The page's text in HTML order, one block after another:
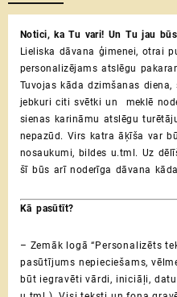
♥
ka
Tu
vari!
Un
Tu
jau
būsi
pusceļā
daudzums
Notici, ka Tu vari! Un Tu jau
Lieliska dāvana ģimenei, otrai
personalizējams atslēgu
Tuvojas kāda dzimšanas
jebkuri citi svētki un meklē
sienas karināmu atslēgu
nepazūd. Virs katra āķīša var
nosaukumi, bildes u.tml. Uz
šī būs arī noderīga dāvana
Kā pasūtīt?
– Zemāk logā “Personalizēts
pasūtījums nepieciešams,
būt iegravēti vārdi, iniciāļi,